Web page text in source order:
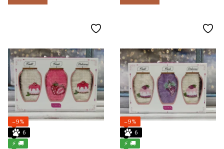
−9%
6
⚡ 🚚
−9%
6
⚡ 🚚